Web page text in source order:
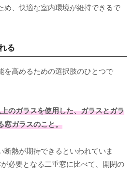
め、快適な室内環境が維持できるで
る
を高めるための選択肢のひとつで
のガラスを使用した、ガラスとガラ
窓ガラスのこと。
断熱が期待できるといわれていま
必要となる二重窓に比べて、開閉の